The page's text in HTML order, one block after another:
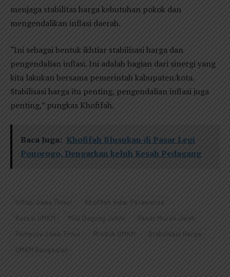
menjaga stabilitas harga kebutuhan pokok dan
mengendalikan inflasi daerah.
“Ini sebagai bentuk ikhtiar stabilisasi harga dan
pengendalian inflasi. Ini adalah bagian dari sinergi yang
kita lakukan bersama pemerintah kabupaten/kota.
Stabilisasi harga itu penting, pengendalian inflasi juga
penting,” pungkas Khofifah.
Baca Juga: Khofifah Blusukan di Pasar Legi
Ponorogo, Dengarkan keluh Kesah Pedagang
Inflasi Jawa Timur
Khofifah Indar Parawansa
Kurasi UMKM
Misi Dagang Jatim
Pasar Murah Jatim
Pemprov Jawa Timur
Produk UMKM
Stabilisasi Harga
UMKM Bangkalan